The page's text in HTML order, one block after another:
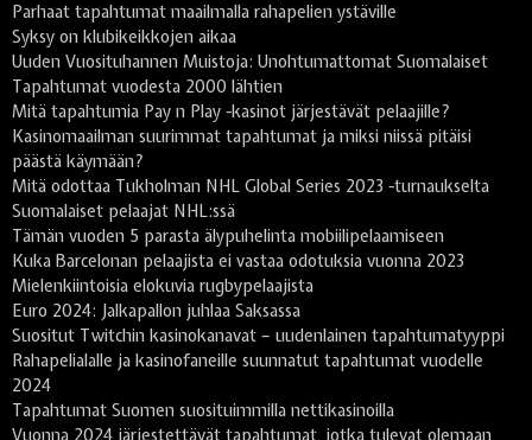
Parhaat tapahtumat maailmalla rahapelien ystäville
Syksy on klubikeikkojen aikaa
Uuden Vuosituhannen Muistoja: Unohtumattomat Suomalaiset
Tapahtumat vuodesta 2000 lähtien
Mitä tapahtumia Pay n Play -kasinot järjestävät pelaajille?
Kasinomaailman suurimmat tapahtumat ja miksi niissä pitäisi
päästä käymään?
Mitä odottaa Tukholman NHL Global Series 2023 -turnaukselta
Suomalaiset pelaajat NHL:ssä
Tämän vuoden 5 parasta älypuhelinta mobiilipelaamiseen
Kuka Barcelonan pelaajista ei vastaa odotuksia vuonna 2023
Mielenkiintoisia elokuvia rugbypelaajista
Euro 2024: Jalkapallon juhlaa Saksassa
Suositut Twitchin kasinokanavat – uudenlainen tapahtumatyyppi
Rahapelialalle ja kasinofaneille suunnatut tapahtumat vuodelle
2024
Tapahtumat Suomen suosituimmilla nettikasinoilla
Vuonna 2024 järjestettävät tapahtumat, jotka tulevat olemaan